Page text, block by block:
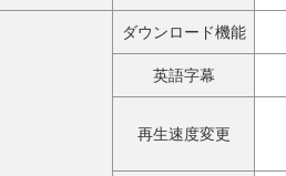
ダウンロード機能
英語字幕
再生速度変更